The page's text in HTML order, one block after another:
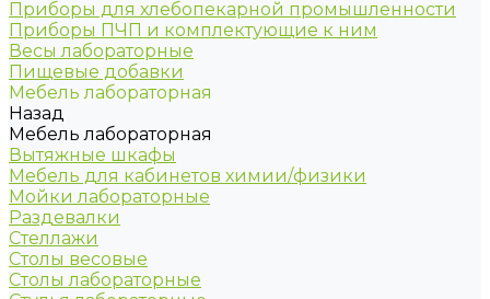
Приборы для хлебопекарной промышленности
Приборы ПЧП и комплектующие к ним
Весы лабораторные
Пищевые добавки
Мебель лабораторная
Назад
Мебель лабораторная
Вытяжные шкафы
Мебель для кабинетов химии/физики
Мойки лабораторные
Раздевалки
Стеллажи
Столы весовые
Столы лабораторные